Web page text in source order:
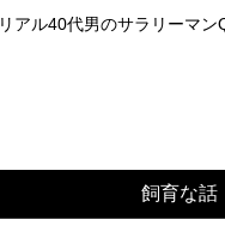
リアル40代男のサラリーマ
飼育な話